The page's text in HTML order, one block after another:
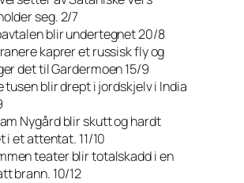
seg. 2/7
blir undertegnet 20/8
kaprer et russisk fly og
det til Gardermoen 15/9
tusen blir drept i jordskjelv i India
Nygård blir skutt og hardt
i et attentat. 11/10
teater blir totalskadd i en
brann. 10/12